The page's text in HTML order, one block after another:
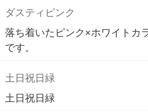
ダスティピンク
落ち着いたピンク×ホワイトカ
です。
土日祝日緑
土日祝日緑